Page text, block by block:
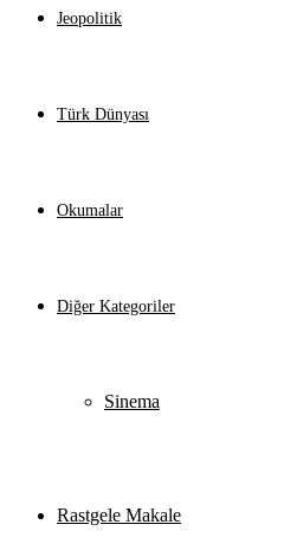
Jeopolitik
Türk Dünyası
Okumalar
Diğer Kategoriler
Sinema
Rastgele Makale